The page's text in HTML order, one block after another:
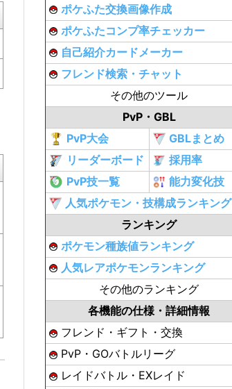
ポケふた交換画像作成
ポケふたコンプ率チェッカー
自己紹介カードメーカー
フレンド検索・チャット
その他のツール
PvP・GBL
PvP大会
GBLまとめ
リーダーボード
採用率
PvP技一覧
能力変化技
人気ポケモン・技構成ランキング
ランキング
ポケモン種族値ランキング
人気レアポケモンランキング
その他のランキング
各機能の仕様・詳細情報
フレンド・ギフト・交換
PvP・GOバトルリーグ
レイドバトル・EXレイド